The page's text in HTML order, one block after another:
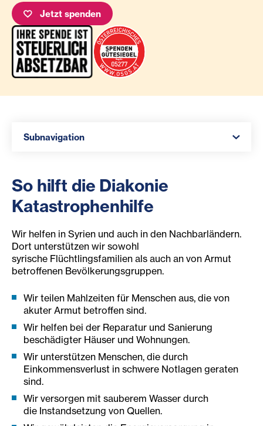
Jetzt spenden
Subnavigation
So hilft die Diakonie
Katastrophenhilfe
Wir helfen in Syrien und auch in den Nachbarländern.
Dort unterstützen wir sowohl
syrische Flüchtlingsfamilien als auch an von Armut
betroffenen Bevölkerungsgruppen.
Wir teilen Mahlzeiten für Menschen aus, die von
akuter Armut betroffen sind.
Wir helfen bei der Reparatur und Sanierung
beschädigter Häuser und Wohnungen.
Wir unterstützen Menschen, die durch
Einkommensverlust in schwere Notlagen geraten
sind.
Wir versorgen mit sauberem Wasser durch
die Instandsetzung von Quellen.